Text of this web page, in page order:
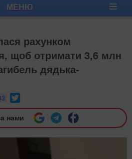
МЕНЮ
рахунком
щоб отримати 3,6 млн
дядька-
нами